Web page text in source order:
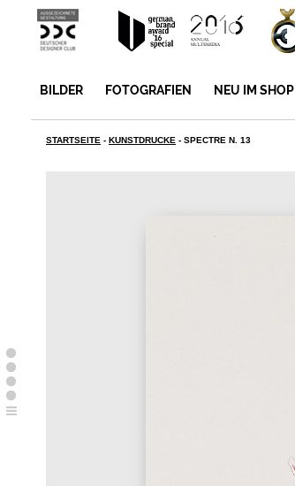
BILDER FOTOGRAFIEN NEU IM SHOP
STARTSEITE - KUNSTDRUCKE - SPECTRE N. 13